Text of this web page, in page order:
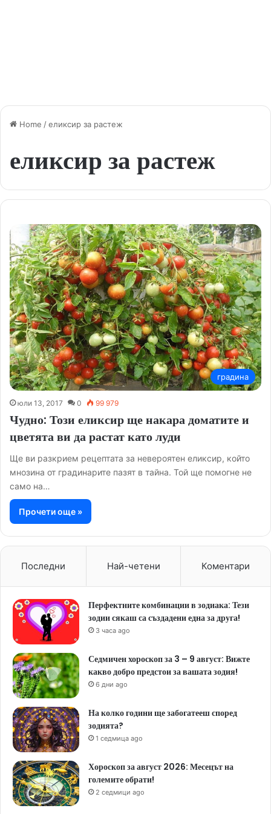
Home /еликсир за растеж
еликсир за растеж
градина
юли 13, 2017 0 99 979
Чудно: Този еликсир ще накара доматите и
цветята ви да растат като луди
Ще ви разкрием рецептата за невероятен еликсир, който
мнозина от градинарите пазят в тайна. Той ще помогне не
само на…
Прочети още »
Последни Най-четени Коментари
Перфектните комбинации в зодиака: Тези
зодии сякаш са създадени една за друга!
3 часа ago
Седмичен хороскоп за 3 – 9 август: Вижте
какво добро предстои за вашата зодия!
6 дни ago
На колко години ще забогатееш според
зодията?
1 седмица ago
Хороскоп за август 2026: Месецът на
големите обрати!
2 седмици ago